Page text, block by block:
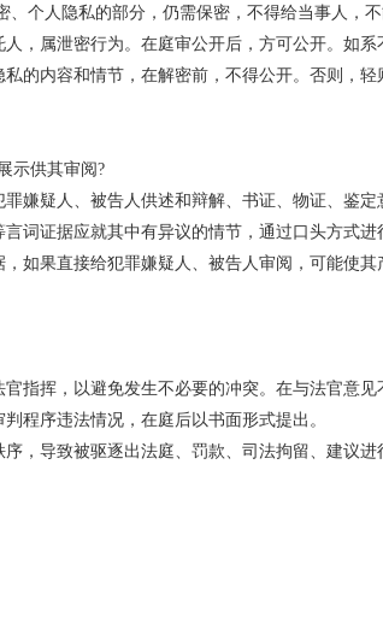
个人隐私的部分，仍需保密，不得给当事人，不
，属泄密行为。在庭审公开后，方可公开。如系
的内容和情节，在解密前，不得公开。否则，轻
示供其审阅?
嫌疑人、被告人供述和辩解、书证、物证、鉴定
词证据应就其中有异议的情节，通过口头方式进
如果直接给犯罪嫌疑人、被告人审阅，可能使其
指挥，以避免发生不必要的冲突。在与法官意见
程序违法情况，在庭后以书面形式提出。
，导致被驱逐出法庭、罚款、司法拘留、建议进